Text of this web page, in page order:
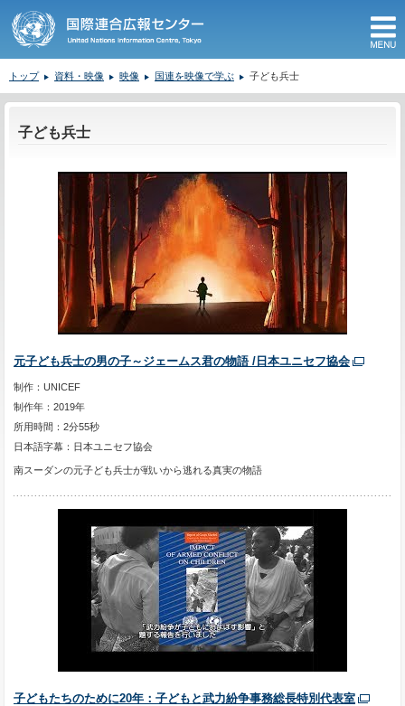
トップ 資料・映像 映像 国連を映像で学ぶ 子ども兵士
子ども兵士
元子ども兵士の男の子～ジェームス君の物語 /日本ユニセフ協会
制作：UNICEF
制作年：2019年
所用時間：2分55秒
日本語字幕：日本ユニセフ協会
南スーダンの元子ども兵士が戦いから逃れる真実の物語
子どもたちのために20年：子どもと武力紛争事務総長特別代表室